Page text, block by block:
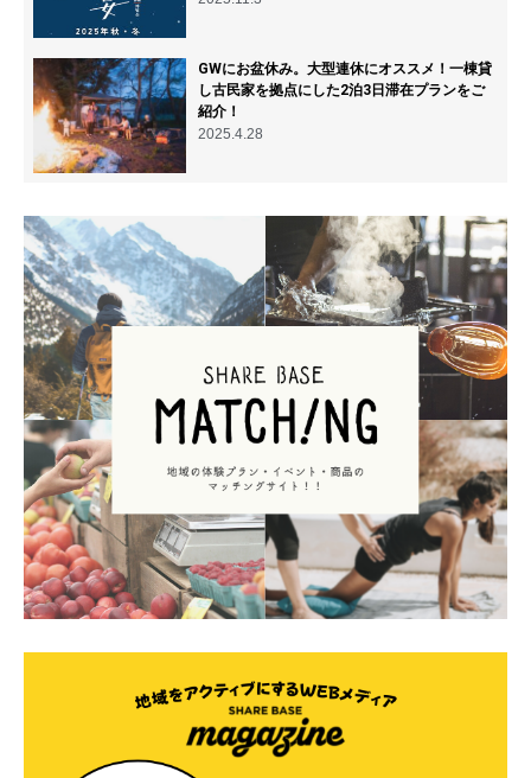
GWにお盆休み。大型連休にオススメ！一棟貸
し古民家を拠点にした2泊3日滞在プランをご
紹介！
2025.4.28